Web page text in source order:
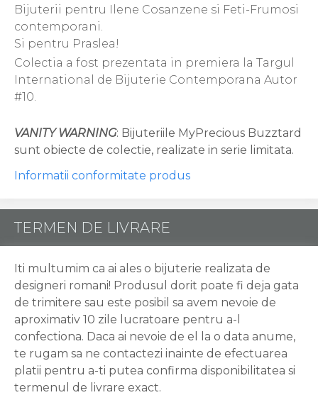
Bijuterii pentru Ilene Cosanzene si Feti-Frumosi
contemporani.
Si pentru Praslea!
Colectia a fost prezentata in premiera la Targul
International de Bijuterie Contemporana Autor
#10.
VANITY WARNING: Bijuteriile MyPrecious Buzztard
sunt obiecte de colectie, realizate in serie limitata.
Informatii conformitate produs
TERMEN DE LIVRARE
Iti multumim ca ai ales o bijuterie realizata de
designeri romani! Produsul dorit poate fi deja gata
de trimitere sau este posibil sa avem nevoie de
aproximativ 10 zile lucratoare pentru a-l
confectiona. Daca ai nevoie de el la o data anume,
te rugam sa ne contactezi inainte de efectuarea
platii pentru a-ti putea confirma disponibilitatea si
termenul de livrare exact.